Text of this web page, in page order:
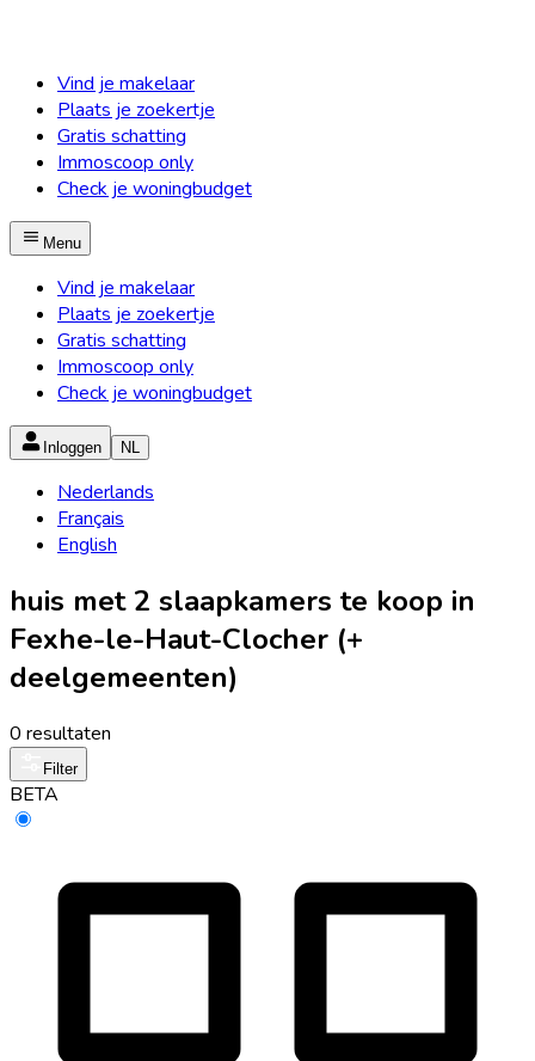
Vind je makelaar
Plaats je zoekertje
Gratis schatting
Immoscoop only
Check je woningbudget
Menu
Vind je makelaar
Plaats je zoekertje
Gratis schatting
Immoscoop only
Check je woningbudget
Inloggen NL
Nederlands
Français
English
huis met 2 slaapkamers te koop in
Fexhe-le-Haut-Clocher (+
deelgemeenten)
0 resultaten
Filter
BETA